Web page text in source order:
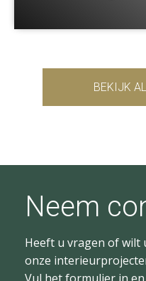
BEKIJK
Neem
Heeft u vragen of wilt
onze